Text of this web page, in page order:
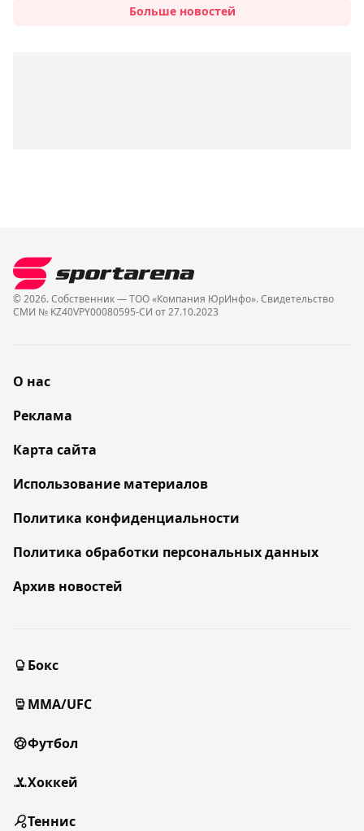
Больше новостей
© 2026. Собственник — ТОО «Компания ЮрИнфо». Cвидетельство
СМИ № KZ40VPY00080595-СИ от 27.10.2023
О нас
Реклама
Карта сайта
Использование материалов
Политика конфиденциальности
Политика обработки персональных данных
Архив новостей
Бокс
MMA/UFC
Футбол
Хоккей
Теннис